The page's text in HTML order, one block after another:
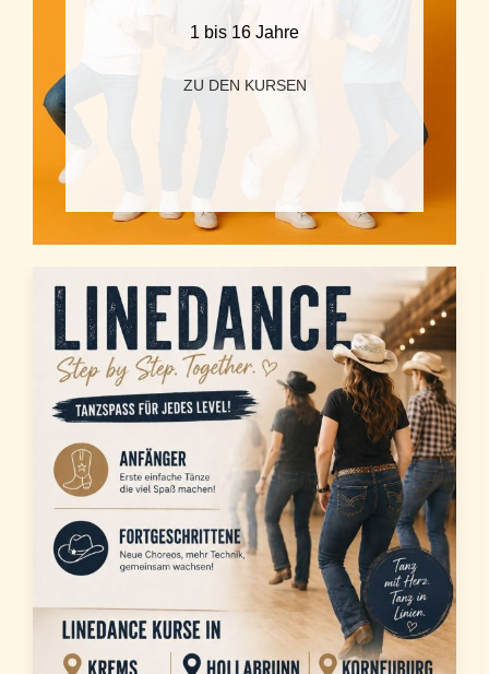
1 bis 16 Jahre
ZU DEN KURSEN